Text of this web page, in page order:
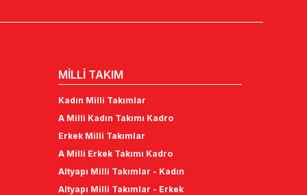
MİLLİ TAKIM
Kadın Milli Takımlar
A Milli Kadın Takımı Kadro
Erkek Milli Takımlar
A Milli Erkek Takımı Kadro
Altyapı Milli Takımlar - Kadın
Altyapı Milli Takımlar - Erkek